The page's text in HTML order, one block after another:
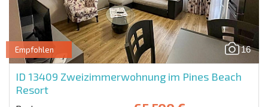
16
Empfohlen
ID 13409 Zweizimmerwohnung im Pines Beach
Resort